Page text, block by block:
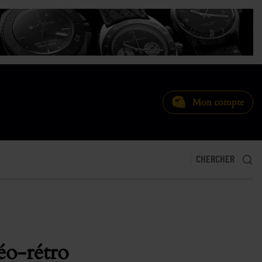
Mon compte
CHERCHER
rétro